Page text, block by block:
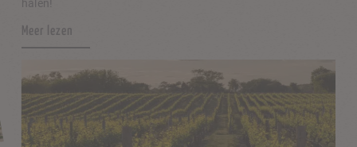
halen!
Meer lezen